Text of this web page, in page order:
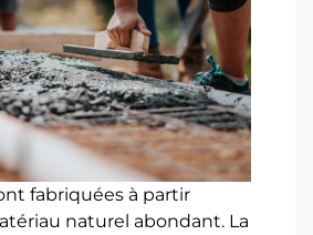
fabriquées à partir
naturel abondant. La